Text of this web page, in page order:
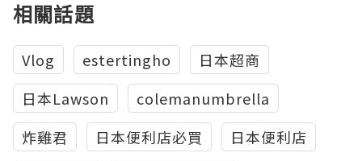
相關話題
Vlog estertingho
日本超商
日本Lawson
colemanumbrella
炸雞君
日本便利店必買
日本便利店